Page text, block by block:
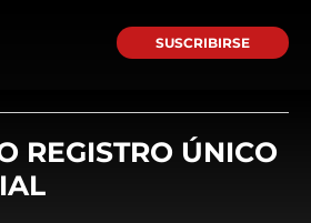
SUSCRIBIRSE
REGISTRO ÚNICO